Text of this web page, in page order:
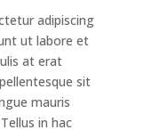
adipiscing
ut labore et
at erat
sit
mauris
in hac